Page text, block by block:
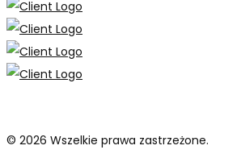
© 2026 Wszelkie prawa zastrzeżone.